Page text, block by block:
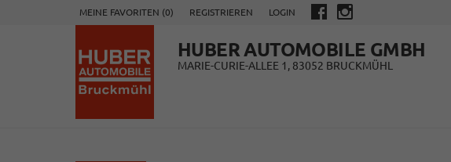
MEINE FAVORITEN (0) REGISTRIEREN LOGIN
HUBER AUTOMOBILE GMBH
MARIE-CURIE-ALLEE 1, 83052 BRUCKMÜHL